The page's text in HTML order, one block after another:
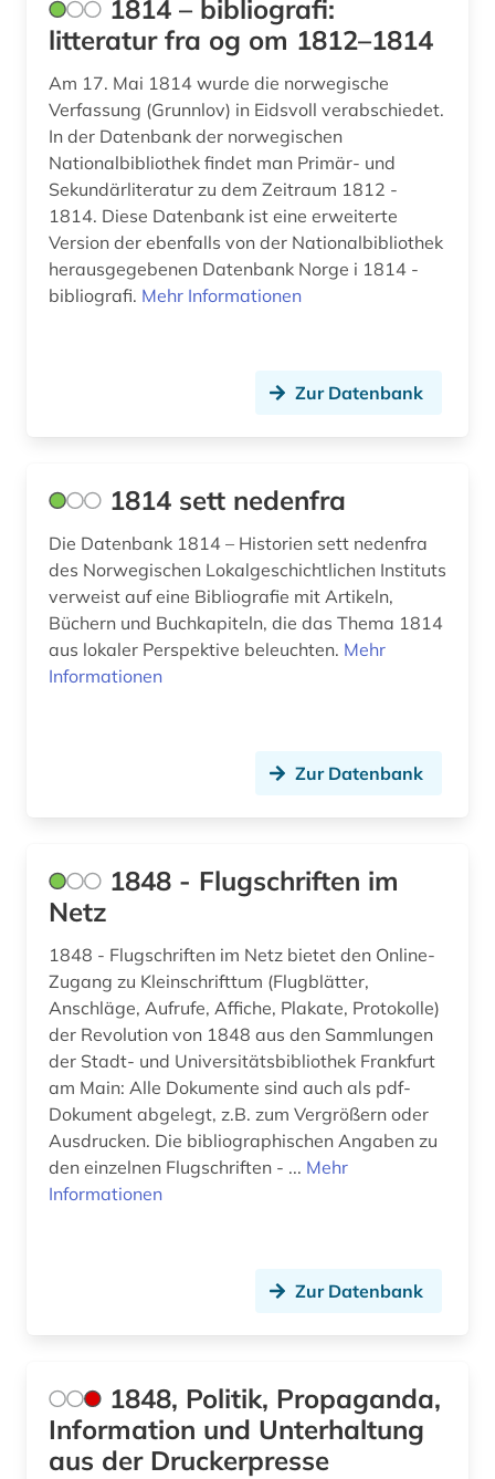
ausbildung (2)
auschwitz-prozess (3)
ausgrabung (2)
ausländer (2)
ausländisches kulturgut (1)
aussenpolitik (1)
ausstellung (4)
auswanderer (3)
ausweisung (1)
auswärtiger ausschuss des deutschen
autobiografische literatur (4)
autobiographie (1)
autographensammlung (1)
autor (2)
außenhandel (3)
außenministerium (3)
außenpolitik (16)
baden (3)
baden-württemberg (11)
1814 – bibliografi:
litteratur fra og om 1812–1814
Am 17. Mai 1814 wurde die norwegische
Verfassung (Grunnlov) in Eidsvoll verabschiedet.
In der Datenbank der norwegischen
Nationalbibliothek findet man Primär- und
Sekundärliteratur zu dem Zeitraum 1812 -
1814. Diese Datenbank ist eine erweiterte
Version der ebenfalls von der Nationalbibliothek
herausgegebenen Datenbank Norge i 1814 -
bibliografi. Mehr Informationen
Zur Datenbank
1814 sett nedenfra
Die Datenbank 1814 – Historien sett nedenfra
des Norwegischen Lokalgeschichtlichen Instituts
verweist auf eine Bibliografie mit Artikeln,
Büchern und Buchkapiteln, die das Thema 1814
aus lokaler Perspektive beleuchten. Mehr
Informationen
Zur Datenbank
1848 - Flugschriften im
Netz
1848 - Flugschriften im Netz bietet den Online-
Zugang zu Kleinschrifttum (Flugblätter,
Anschläge, Aufrufe, Affiche, Plakate, Protokolle)
der Revolution von 1848 aus den Sammlungen
der Stadt- und Universitätsbibliothek Frankfurt
am Main: Alle Dokumente sind auch als pdf-
Dokument abgelegt, z.B. zum Vergrößern oder
Ausdrucken. Die bibliographischen Angaben zu
den einzelnen Flugschriften - ... Mehr
Informationen
Zur Datenbank
1848, Politik, Propaganda,
Information und Unterhaltung
aus der Druckerpresse